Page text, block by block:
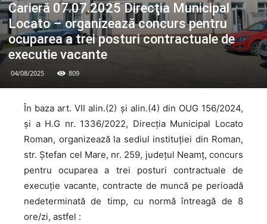
Carieră 07.07.2025 Direcţia Municipal
Locato – organizează concurs pentru
ocuparea a trei posturi contractuale de
executie vacante
04/08/2025 809
În baza art. VII alin.(2) şi alin.(4) din OUG 156/2024,
și a H.G nr. 1336/2022, Direcţia Municipal Locato
Roman, organizează la sediul instituției din Roman,
str. Ștefan cel Mare, nr. 259, județul Neamț, concurs
pentru ocuparea a trei posturi contractuale de
execuţie vacante, contracte de muncă pe perioadă
nedeterminată de timp, cu normă întreagă de 8
ore/zi, astfel :